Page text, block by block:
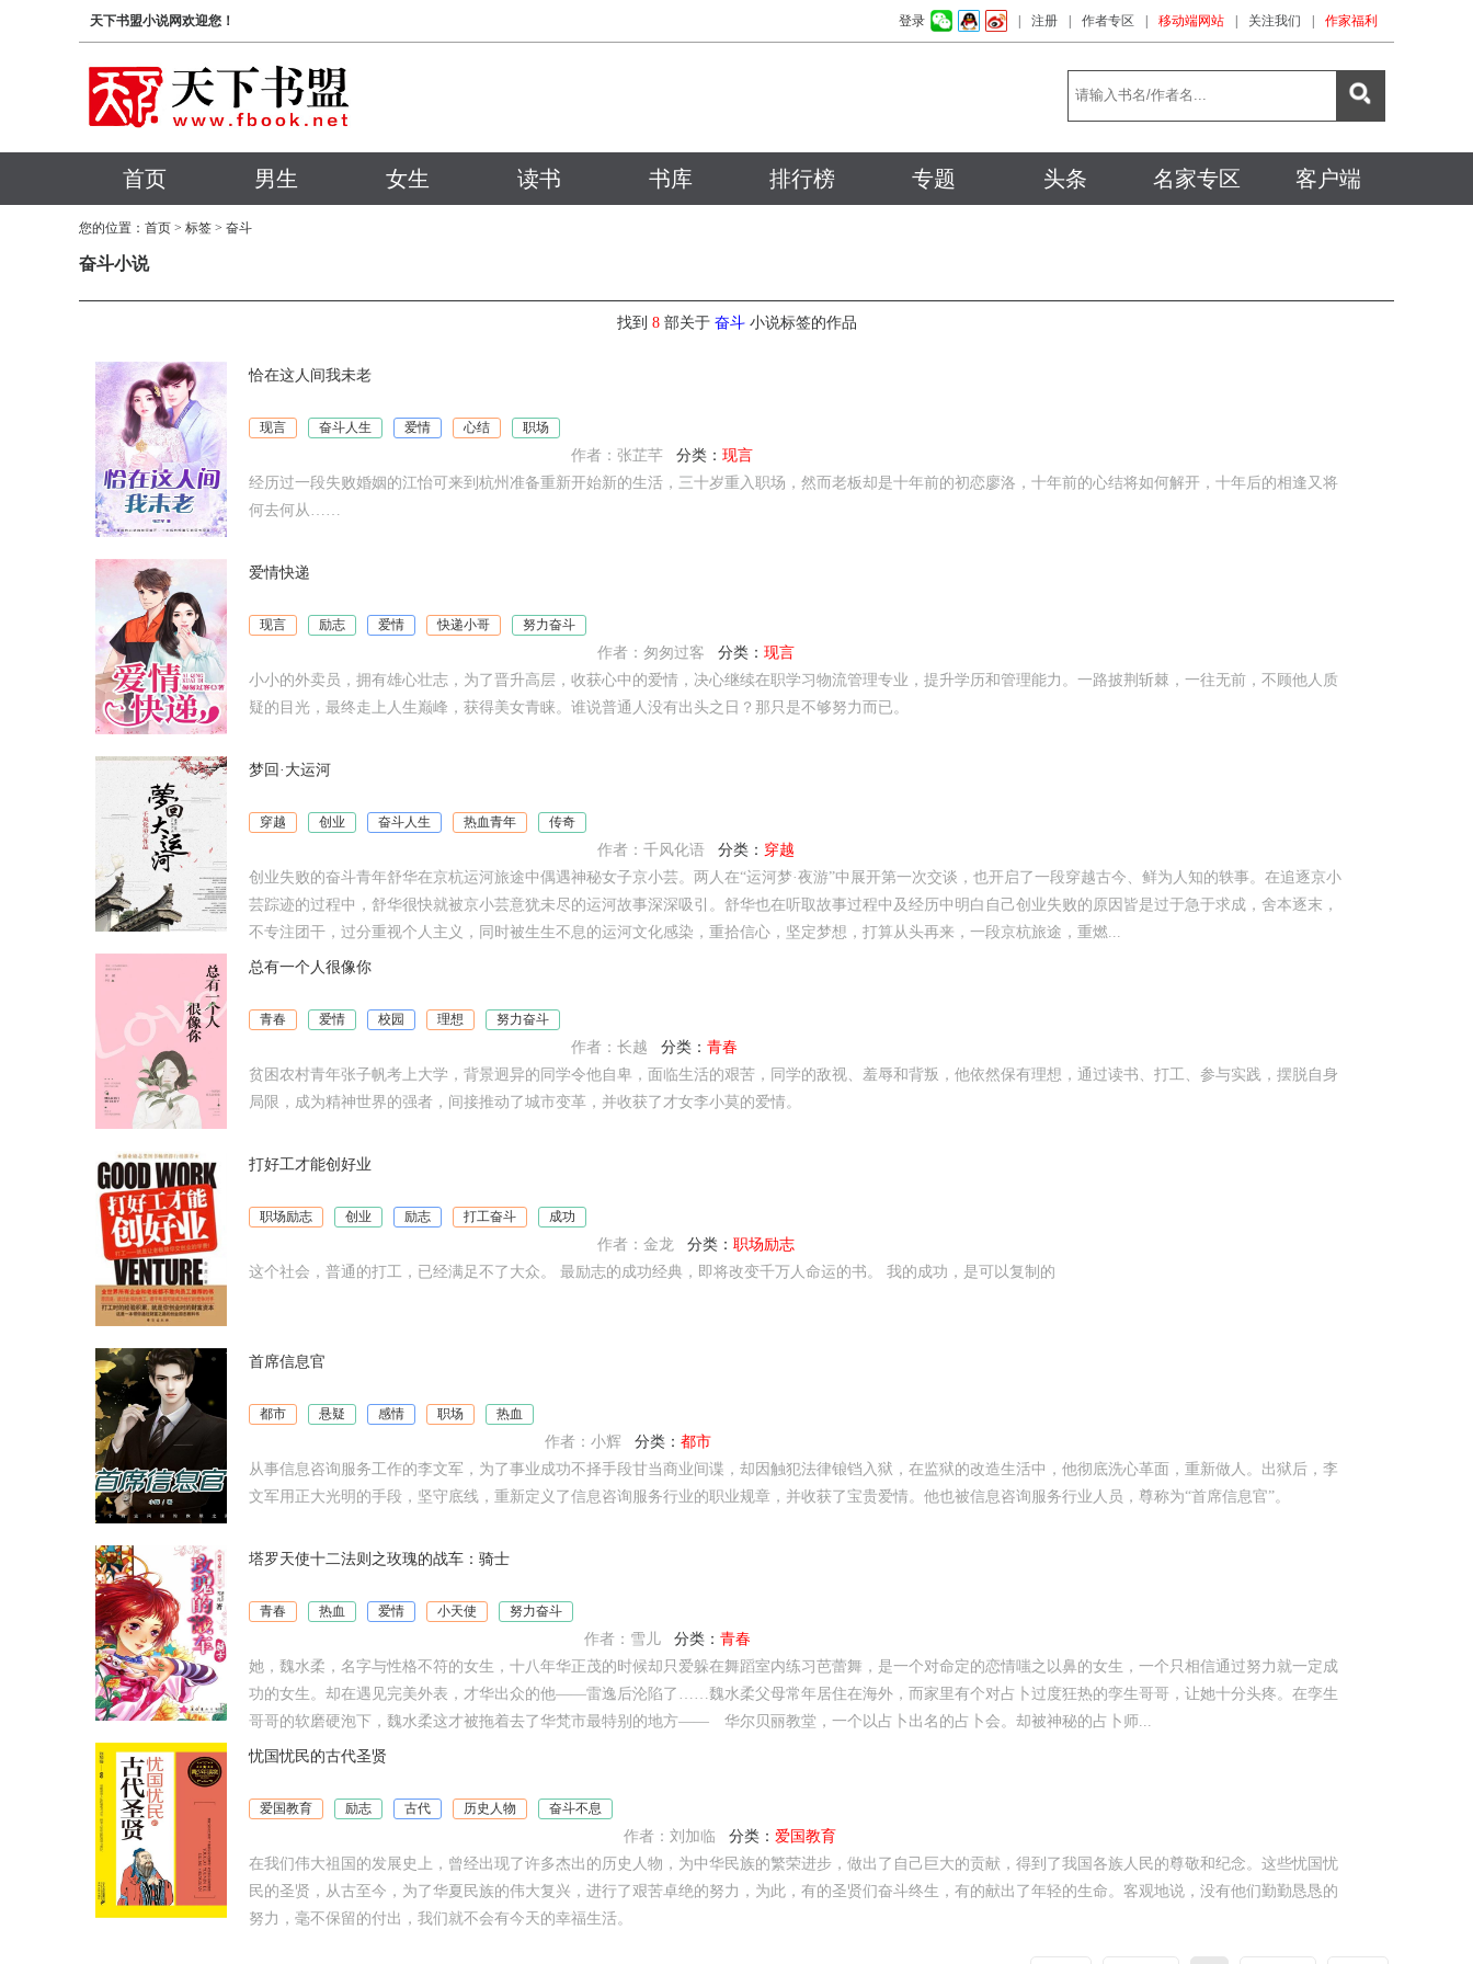
天下书盟小说网欢迎您！ 登录 注册 作者专区 移动端网站 关注我们 作家福利
首页 男生 女生 读书 书库 排行榜 专题 头条 名家专区 客户端
您的位置： 首页 > 标签 > 奋斗
奋斗小说
找到 8部关于 奋斗小说标签的作品
恰在这人间我未老
现言 奋斗人生 爱情 心结 职场
作者：张芷芊 分类： 现言
经历过一段失败婚姻的江怡可来到杭州准备重新开始新的生活，三十岁重入职场，然而老板却是十年前的初恋廖洛，十年前的心结将如何解开，十年后的相逢又将
何去何从……
爱情快递
现言 励志 爱情 快递小哥 努力奋斗
作者：匆匆过客 分类： 现言
小小的外卖员，拥有雄心壮志，为了晋升高层，收获心中的爱情，决心继续在职学习物流管理专业，提升学历和管理能力。一路披荆斩棘，一往无前，不顾他人质
疑的目光，最终走上人生巅峰，获得美女青睐。谁说普通人没有出头之日？那只是不够努力而已。
梦回·大运河
穿越 创业 奋斗人生 热血青年 传奇
作者：千风化语 分类： 穿越
创业失败的奋斗青年舒华在京杭运河旅途中偶遇神秘女子京小芸。两人在“运河梦·夜游”中展开第一次交谈，也开启了一段穿越古今、鲜为人知的轶事。在追逐京小
芸踪迹的过程中，舒华很快就被京小芸意犹未尽的运河故事深深吸引。舒华也在听取故事过程中及经历中明白自己创业失败的原因皆是过于急于求成，舍本逐末，
不专注团干，过分重视个人主义，同时被生生不息的运河文化感染，重拾信心，坚定梦想，打算从头再来，一段京杭旅途，重燃...
总有一个人很像你
青春 爱情 校园 理想 努力奋斗
作者：长越 分类： 青春
贫困农村青年张子帆考上大学，背景迥异的同学令他自卑，面临生活的艰苦，同学的敌视、羞辱和背叛，他依然保有理想，通过读书、打工、参与实践，摆脱自身
局限，成为精神世界的强者，间接推动了城市变革，并收获了才女李小莫的爱情。
打好工才能创好业
职场励志 创业 励志 打工奋斗 成功
作者：金龙 分类： 职场励志
这个社会，普通的打工，已经满足不了大众。 最励志的成功经典，即将改变千万人命运的书。 我的成功，是可以复制的
首席信息官
都市 悬疑 感情 职场 热血
作者：小辉 分类： 都市
从事信息咨询服务工作的李文军，为了事业成功不择手段甘当商业间谍，却因触犯法律锒铛入狱，在监狱的改造生活中，他彻底洗心革面，重新做人。出狱后，李
文军用正大光明的手段，坚守底线，重新定义了信息咨询服务行业的职业规章，并收获了宝贵爱情。他也被信息咨询服务行业人员，尊称为“首席信息官”。
塔罗天使十二法则之玫瑰的战车：骑士
青春 热血 爱情 小天使 努力奋斗
作者：雪儿 分类： 青春
她，魏水柔，名字与性格不符的女生，十八年华正茂的时候却只爱躲在舞蹈室内练习芭蕾舞，是一个对命定的恋情嗤之以鼻的女生，一个只相信通过努力就一定成
功的女生。却在遇见完美外表，才华出众的他——雷逸后沦陷了……魏水柔父母常年居住在海外，而家里有个对占卜过度狂热的孪生哥哥，让她十分头疼。在孪生
哥哥的软磨硬泡下，魏水柔这才被拖着去了华梵市最特别的地方—— 华尔贝丽教堂，一个以占卜出名的占卜会。却被神秘的占卜师...
忧国忧民的古代圣贤
爱国教育 励志 古代 历史人物 奋斗不息
作者：刘加临 分类： 爱国教育
在我们伟大祖国的发展史上，曾经出现了许多杰出的历史人物，为中华民族的繁荣进步，做出了自己巨大的贡献，得到了我国各族人民的尊敬和纪念。这些忧国忧
民的圣贤，从古至今，为了华夏民族的伟大复兴，进行了艰苦卓绝的努力，为此，有的圣贤们奋斗终生，有的献出了年轻的生命。客观地说，没有他们勤勤恳恳的
努力，毫不保留的付出，我们就不会有今天的幸福生活。